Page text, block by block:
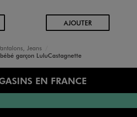
AJOUTERAU PANIER
Jeans
garçon LuluCastagnette
EN FRANCE